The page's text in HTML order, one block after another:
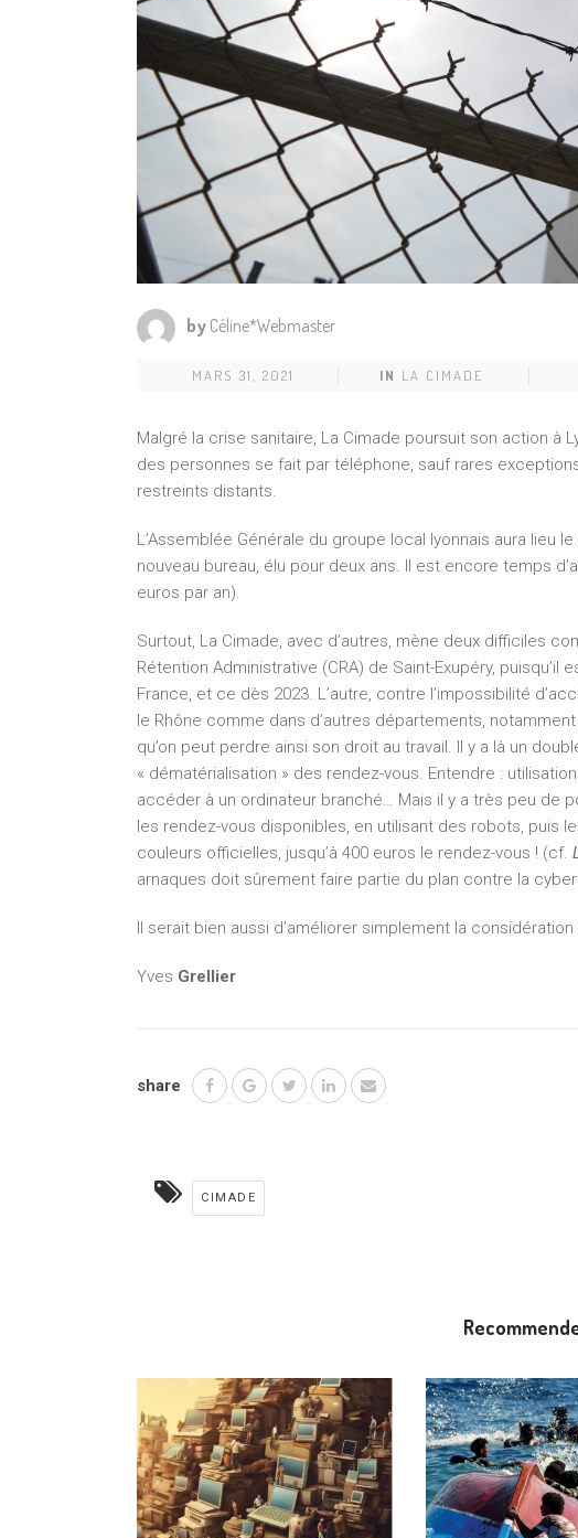
by Céline*Webmaster
MARS 31, 2021 IN LA CIMADE
Malgré la crise sanitaire, La Cimade poursuit son action à
des personnes se fait par téléphone, sauf rares
restreints distants.
L’Assemblée Générale du groupe local lyonnais aura lieu
nouveau bureau, élu pour deux ans. Il est encore temps
euros par an).
Surtout, La Cimade, avec d’autres, mène deux difficiles
Rétention Administrative (CRA) de Saint-Exupéry, puisqu’il
France, et ce dès 2023. L’autre, contre l’impossibilité
le Rhône comme dans d’autres départements,
qu’on peut perdre ainsi son droit au travail. Il y a là un
« dématérialisation » des rendez-vous. Entendre :
accéder à un ordinateur branché… Mais il y a très peu de
les rendez-vous disponibles, en utilisant des robots, puis
couleurs officielles, jusqu’à 400 euros le rendez-vous ! (cf.
arnaques doit sûrement faire partie du plan contre la
Il serait bien aussi d’améliorer simplement la
Yves Grellier
share
CIMADE